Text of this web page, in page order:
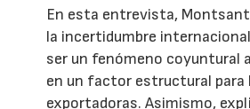
En esta entrevista,
la incertidumbre
ser un fenómeno coyuntural
en un factor estructural para
exportadoras. Asimismo,